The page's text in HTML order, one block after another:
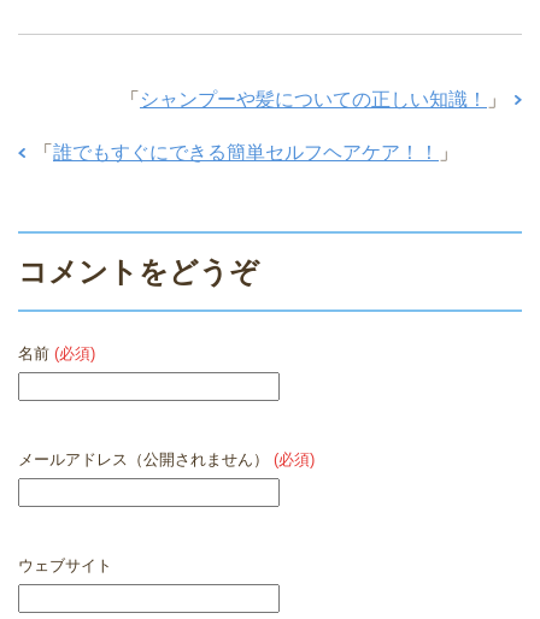
「 シャンプーや髪についての正しい知識！ 」
「 誰でもすぐにできる簡単セルフヘアケア！！ 」
コメントをどうぞ
名前 (必須)
メールアドレス（公開されません） (必須)
ウェブサイト